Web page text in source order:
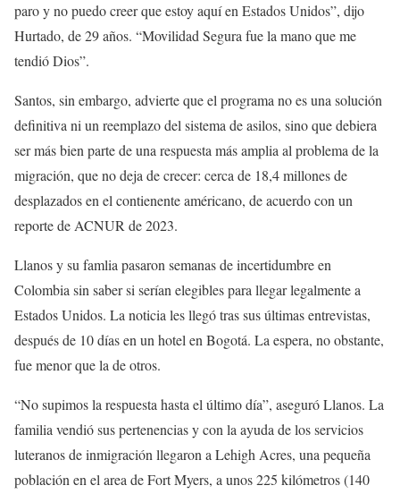
paro y no puedo creer que estoy aquí en Estados Unidos”, dijo
Hurtado, de 29 años. “Movilidad Segura fue la mano que me
tendió Dios”.
Santos, sin embargo, advierte que el programa no es una solución
definitiva ni un reemplazo del sistema de asilos, sino que debiera
ser más bien parte de una respuesta más amplia al problema de la
migración, que no deja de crecer: cerca de 18,4 millones de
desplazados en el contienente américano, de acuerdo con un
reporte de ACNUR de 2023.
Llanos y su famlia pasaron semanas de incertidumbre en
Colombia sin saber si serían elegibles para llegar legalmente a
Estados Unidos. La noticia les llegó tras sus últimas entrevistas,
después de 10 días en un hotel en Bogotá. La espera, no obstante,
fue menor que la de otros.
“No supimos la respuesta hasta el último día”, aseguró Llanos. La
familia vendió sus pertenencias y con la ayuda de los servicios
luteranos de inmigración llegaron a Lehigh Acres, una pequeña
población en el area de Fort Myers, a unos 225 kilómetros (140